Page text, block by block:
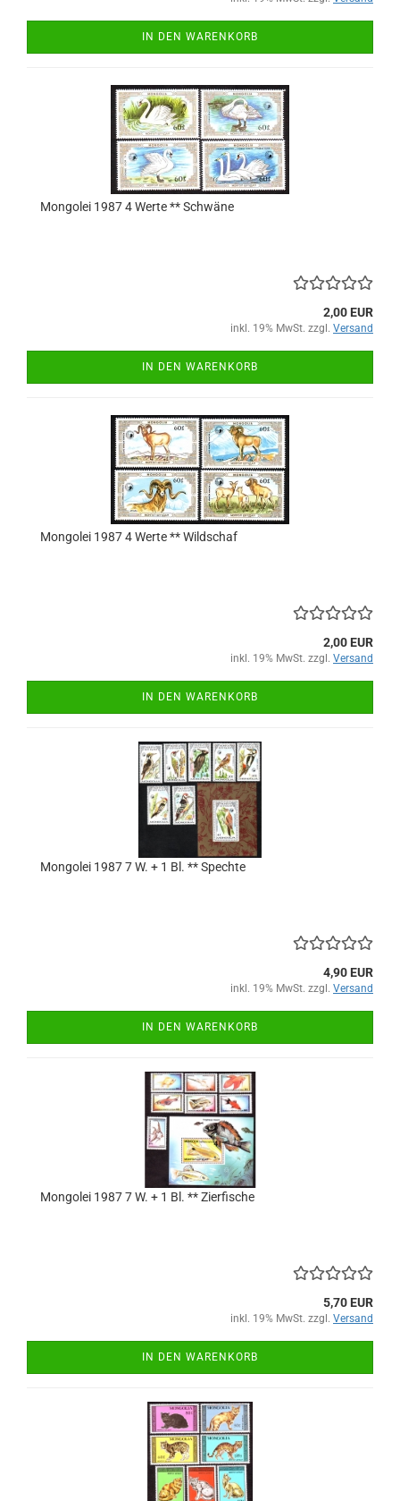
IN DEN WARENKORB
Mongolei 1987 4 Werte ** Schwäne
2,00 EUR
inkl. 19% MwSt. zzgl. Versand
IN DEN WARENKORB
Mongolei 1987 4 Werte ** Wildschaf
2,00 EUR
inkl. 19% MwSt. zzgl. Versand
IN DEN WARENKORB
Mongolei 1987 7 W. + 1 Bl. ** Spechte
4,90 EUR
inkl. 19% MwSt. zzgl. Versand
IN DEN WARENKORB
Mongolei 1987 7 W. + 1 Bl. ** Zierfische
5,70 EUR
inkl. 19% MwSt. zzgl. Versand
IN DEN WARENKORB